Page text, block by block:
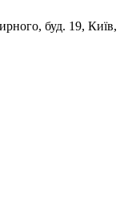
буд. 19, Київ,